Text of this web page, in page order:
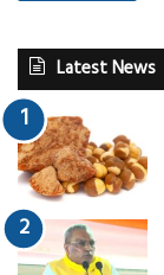
Latest News